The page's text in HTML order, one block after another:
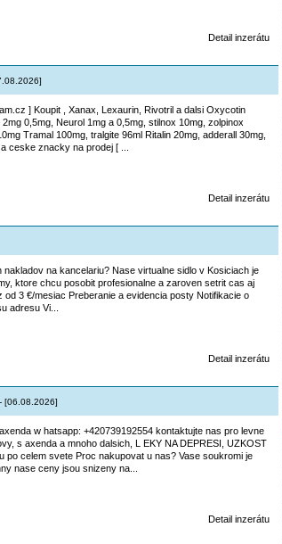
Detail inzerátu
] Koupit , Xanax, Lexaurin, Rivotril a dalsi Oxycotin
0,5mg, Neurol 1mg a 0,5mg, stilnox 10mg, zolpinox
Tramal 100mg, tralgite 96ml Ritalin 20mg, adderall 30mg,
ceske znacky na prodej [ ...
Detail inzerátu
na kancelariu? Nase virtualne sidlo v Kosiciach je
ktore chcu posobit profesionalne a zaroven setrit cas aj
3 €/mesiac Preberanie a evidencia posty Notifikacie o
adresu Vi...
Detail inzerátu
[06.08.2026]
w hatsapp: +420739192554 kontaktujte nas pro levne
s axenda a mnoho dalsich, L EKY NA DEPRESI, UZKOST
po celem svete Proc nakupovat u nas? Vase soukromi je
nase ceny jsou snizeny na...
Detail inzerátu